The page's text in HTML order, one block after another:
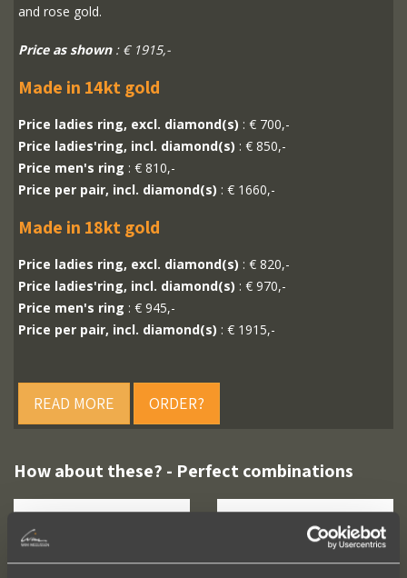
and rose gold.
Price as shown: € 1915,-
Made in 14kt gold
Price ladies ring, excl. diamond(s) : € 700,-
Price ladies'ring, incl. diamond(s) : € 850,-
Price men's ring : € 810,-
Price per pair, incl. diamond(s) : € 1660,-
Made in 18kt gold
Price ladies ring, excl. diamond(s) : € 820,-
Price ladies'ring, incl. diamond(s) : € 970,-
Price men's ring : € 945,-
Price per pair, incl. diamond(s) : € 1915,-
READ MORE ORDER?
How about these? - Perfect combinations